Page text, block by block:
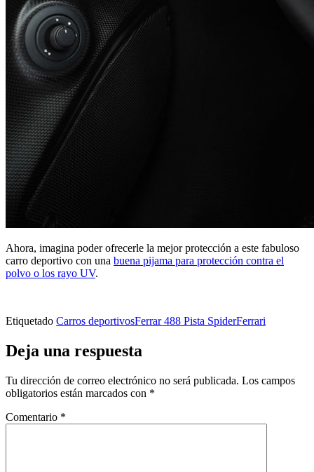
Ahora, imagina poder ofrecerle la mejor protección a este fabuloso
carro deportivo con una buena pijama para protección contra el
polvo o los rayo UV.
Etiquetado Carros deportivosFerrar 488 Pista SpiderFerrari
Deja una respuesta
Tu dirección de correo electrónico no será publicada. Los campos
obligatorios están marcados con *
Comentario *